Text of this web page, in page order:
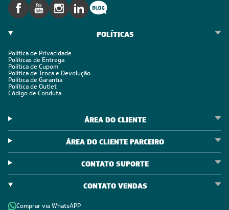
POLÍTICAS
Política de Privacidade
Políticas de Entrega
Política de Cupom
Política de Troca e Devolução
Política de Garantia
Política de Outlet
Código de Conduta
ÁREA DO CLIENTE
ÁREA DO CLIENTE PARCEIRO
CONTATO SUPORTE
CONTATO VENDAS
Comprar via WhatsAPP